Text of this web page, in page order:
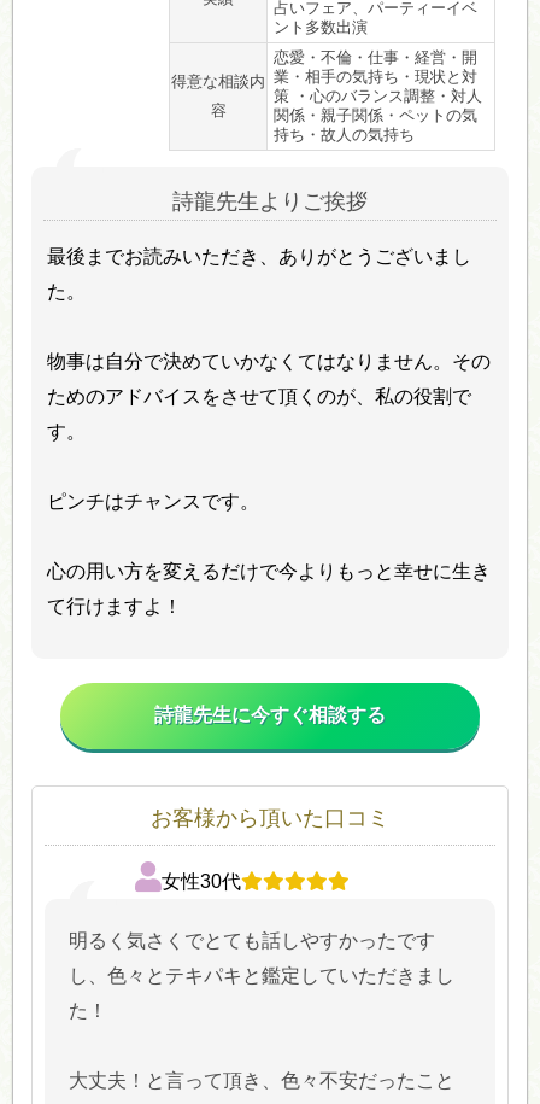
占いフェア、パーティーイベ
ント多数出演
得意な相談内
容
恋愛・不倫・仕事・経営・開
業・相手の気持ち・現状と対
策 ・心のバランス調整・対人
関係・親子関係・ペットの気
持ち・故人の気持ち
詩龍先生よりご挨拶
最後までお読みいただき、ありがとうございまし
た。
物事は自分で決めていかなくてはなりません。その
ためのアドバイスをさせて頂くのが、私の役割で
す。
ピンチはチャンスです。
心の用い方を変えるだけで今よりもっと幸せに生き
て行けますよ！
詩龍先生に今すぐ相談する
お客様から頂いた口コミ
女性30代
明るく気さくでとても話しやすかったです
し、色々とテキパキと鑑定していただきまし
た！
大丈夫！と言って頂き、色々不安だったこと